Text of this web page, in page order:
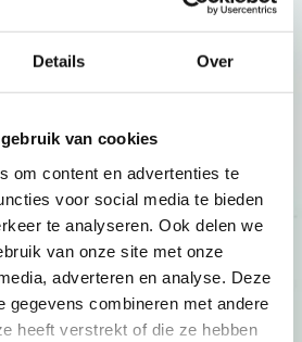
Details Over
van cookies
om content en advertenties te
voor social media te bieden
te analyseren. Ook delen we
van onze site met onze
adverteren en analyse. Deze
gegevens combineren met andere
heeft verstrekt of die ze hebben